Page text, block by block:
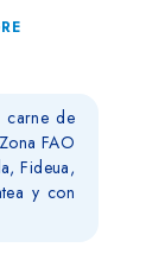
carne de
FAO
Fideua,
y con